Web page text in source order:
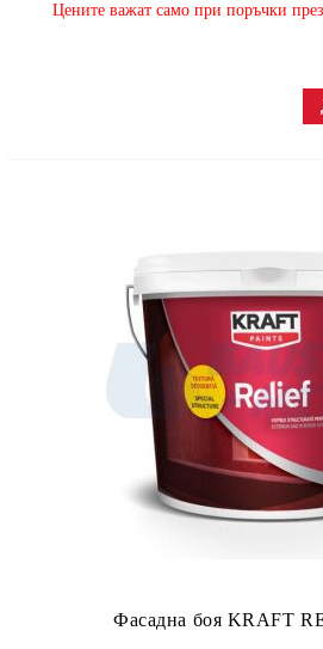
​Цените важат само при поръчки
Фасадна боя KRAFT